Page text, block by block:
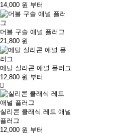
14,000 원 부터
더블 구슬 애널 플러그
21,800 원
메탈 실리콘 애널 플러그
12,800 원 부터
실리콘 클래식 레드 애널
플러그
12,000 원 부터